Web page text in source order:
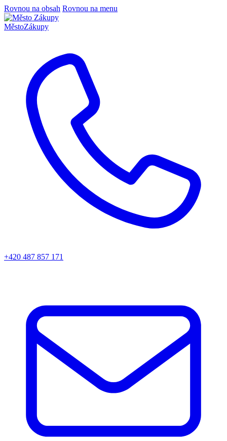
Rovnou na obsah Rovnou na menu
MěstoZákupy
+420 487 857 171